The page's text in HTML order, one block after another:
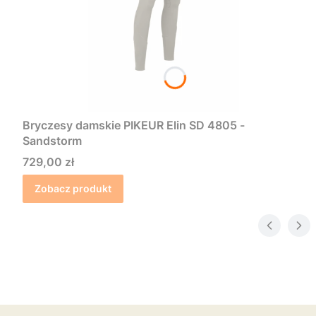
Bryczesy damskie PIKEUR Elin SD 4805 -
Sandstorm
Cena
729,00 zł
Zobacz produkt